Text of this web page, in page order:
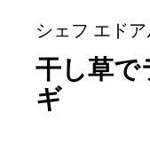
シェフ エド
干し草で
ギ